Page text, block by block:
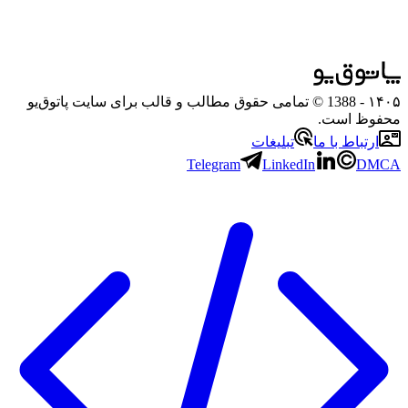
۱۴۰۵
- 1388 © تمامی حقوق مطالب و قالب برای سایت پاتوق‌یو
محفوظ است.
ارتباط با ما
تبلیغات
Telegram
LinkedIn DMCA